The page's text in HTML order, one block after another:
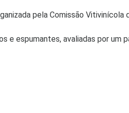
pela Comissão
e espumantes, avaliadas por